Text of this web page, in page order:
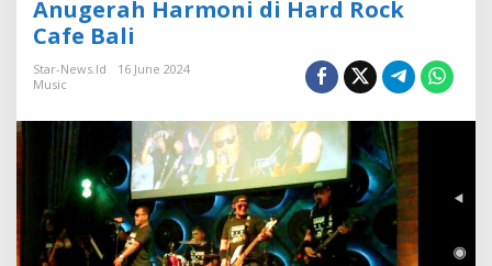
t
r
n
d
a
,
L
a
w
Anugerah Harmoni di Hard Rock
Cafe Bali
Star-News.id
16 June 2024
Music